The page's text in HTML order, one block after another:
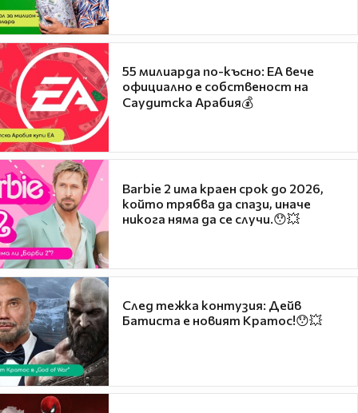
55 милиарда по-късно: EA вече
официално е собственост на
Саудитска Арабия💰
Barbie 2 има краен срок до 2026,
който трябва да спази, иначе
никога няма да се случи.😯💥
След тежка контузия: Дейв
Батиста е новият Кратос!😯💥